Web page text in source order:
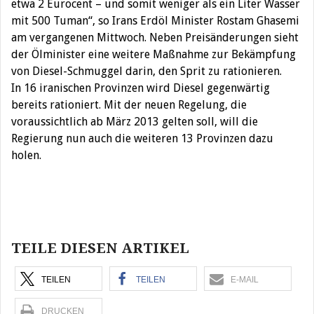
etwa 2 Eurocent – und somit weniger als ein Liter Wasser
mit 500 Tuman“, so Irans Erdöl Minister Rostam Ghasemi
am vergangenen Mittwoch. Neben Preisänderungen sieht
der Ölminister eine weitere Maßnahme zur Bekämpfung
von Diesel-Schmuggel darin, den Sprit zu rationieren.
In 16 iranischen Provinzen wird Diesel gegenwärtig
bereits rationiert. Mit der neuen Regelung, die
voraussichtlich ab März 2013 gelten soll, will die
Regierung nun auch die weiteren 13 Provinzen dazu
holen.
TEILE DIESEN ARTIKEL
TEILEN TEILEN E-MAIL
DRUCKEN